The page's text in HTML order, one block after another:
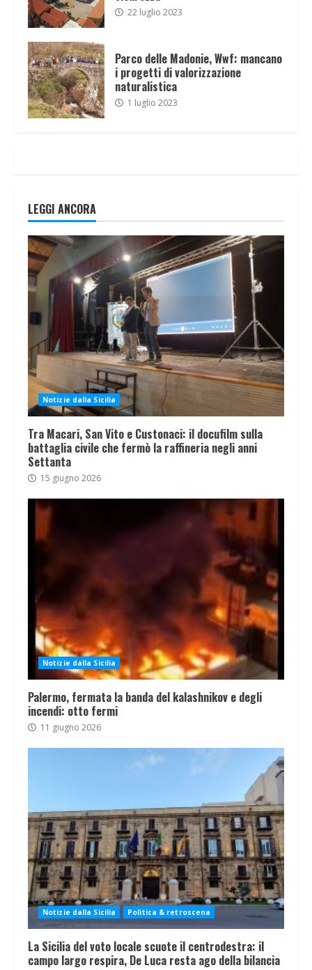
22 luglio 2023
Parco delle Madonie, Wwf: mancano
i progetti di valorizzazione
naturalistica
1 luglio 2023
LEGGI ANCORA
Notizie dalla Sicilia
Tra Macari, San Vito e Custonaci: il docufilm sulla
battaglia civile che fermò la raffineria negli anni
Settanta
15 giugno 2026
Notizie dalla Sicilia
Palermo, fermata la banda del kalashnikov e degli
incendi: otto fermi
11 giugno 2026
Notizie dalla Sicilia Politica & retroscena
La Sicilia del voto locale scuote il centrodestra: il
campo largo respira, De Luca resta ago della bilancia